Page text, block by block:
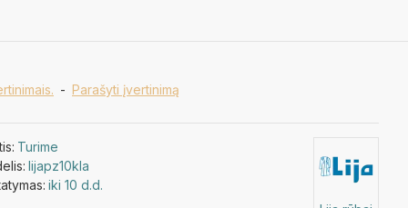
- Parašyti įvertinimą
Turime
lijapz10kla
iki 10 d.d.